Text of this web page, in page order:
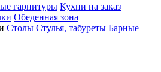
гарнитуры Кухни на заказ
Обеденная зона
Столы Стулья, табуреты Барные